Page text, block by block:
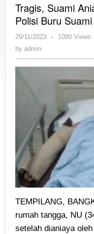
Tragis, Suami
Polisi Buru Suami
29/11/2023
by
-
1080 Views
by admin
TEMPILANG,
rumah tangga, NU
setelah dianiaya